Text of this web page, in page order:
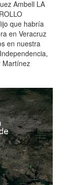
Ambell LA
que habría
en Veracruz
en nuestra
Martínez